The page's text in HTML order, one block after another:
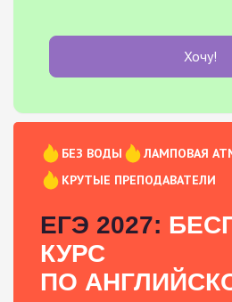
Хочу!
БЕЗ ВОДЫ
ЛАМПОВАЯ
КРУТЫЕ ПРЕПОДАВАТЕЛИ
ЕГЭ 2027:
КУРС
ПО